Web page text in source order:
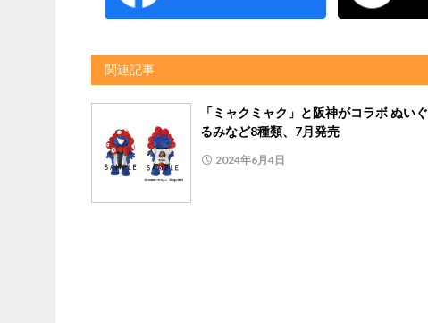
関連記事
「ミャクミャク」と阪神がコラボ ぬいぐ
るみなど8種類、7月発売
2024年6月4日